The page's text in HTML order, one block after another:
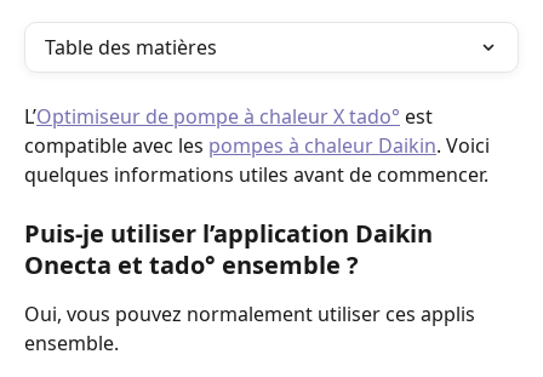
Table des matières
L’Optimiseur de pompe à chaleur X tado° est
compatible avec les pompes à chaleur Daikin. Voici
quelques informations utiles avant de commencer.
Puis-je utiliser l’application Daikin
Onecta et tado° ensemble ?
Oui, vous pouvez normalement utiliser ces applis
ensemble.